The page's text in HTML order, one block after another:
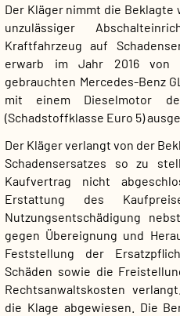
Der Kläger nimmt die Beklagte
unzulässiger
Kraftfahrzeug auf
erwarb im Jahr 2016 von
gebrauchten Mercedes-Benz
mit einem Dieselmotor
(Schadstoffklasse Euro 5)
Der Kläger verlangt von der
Schadensersatzes so zu
Kaufvertrag nicht
Erstattung des
Nutzungsentschädigung
gegen Übereignung und
Feststellung der
Schäden sowie die
Rechtsanwaltskosten
die Klage abgewiesen. Die